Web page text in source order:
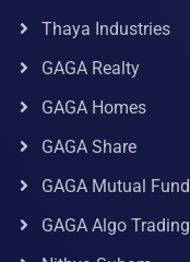
Thaya Industries
GAGA Realty
GAGA Homes
GAGA Share
GAGA Mutual Fund
GAGA Algo Trading